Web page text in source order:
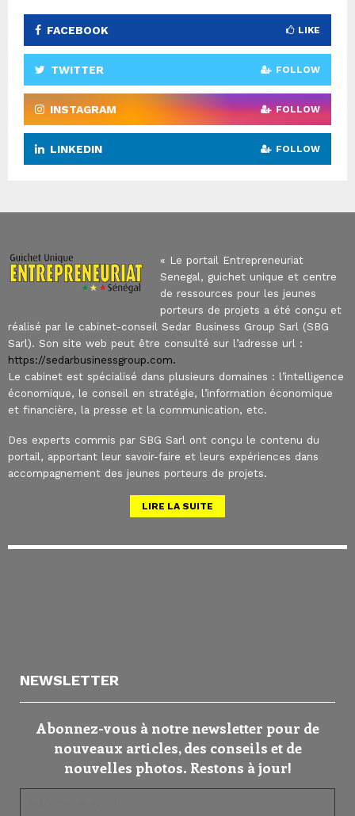
FACEBOOK LIKE
TWITTER FOLLOW
INSTAGRAM FOLLOW
LINKEDIN FOLLOW
« Le portail Entrepreneuriat
Senegal, guichet unique et centre
de ressources pour les jeunes
porteurs de projets a été conçu et
réalisé par le cabinet-conseil Sedar Business Group Sarl (SBG
Sarl). Son site web peut être consulté sur l’adresse url :
https://sedarbusinessgroup.com.
Le cabinet est spécialisé dans plusieurs domaines : l’intelligence
économique, le conseil en stratégie, l’information économique
et financière, la presse et la communication, etc.
Des experts commis par SBG Sarl ont conçu le contenu du
portail, apportant leur savoir-faire et leurs expériences dans
accompagnement des jeunes porteurs de projets.
LIRE LA SUITE
NEWSLETTER
Abonnez-vous à notre newsletter pour de
nouveaux articles, des conseils et de
nouvelles photos. Restons à jour!